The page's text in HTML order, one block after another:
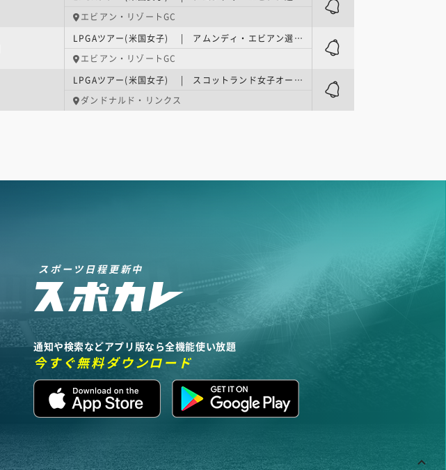
エビアン・リゾートGC
LPGAツアー(米国女子) | アムンディ・エビアン選手権 最終日
エビアン・リゾートGC
LPGAツアー(米国女子) | スコットランド女子オープン 第1日
ダンドナルド・リンクス
スポーツ日程更新中
通知や検索などアプリ版なら全機能使い放題
今すぐ無料ダウンロード